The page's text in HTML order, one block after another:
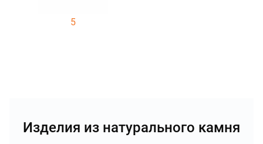
5
Изделия из натурального камня